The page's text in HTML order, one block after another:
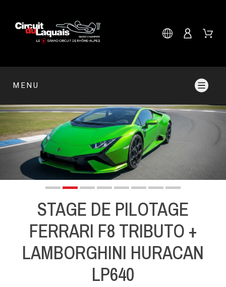
MENU
STAGE DE PILOTAGE
FERRARI F8 TRIBUTO +
LAMBORGHINI HURACAN
LP640